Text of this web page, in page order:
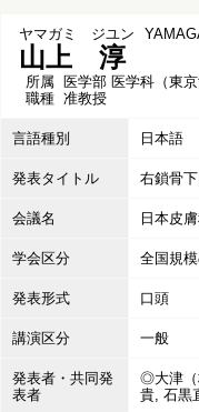
ヤマガミ ジユン
山上 淳
所属 医学部 医学科（東
職種 准教授
言語種別 日本語
発表タイトル 右鎖骨
会議名 日本皮
学会区分 全国規
発表形式 口頭
講演区分 一般
発表者・共同発
表者
◎大津（
貴, 石黒